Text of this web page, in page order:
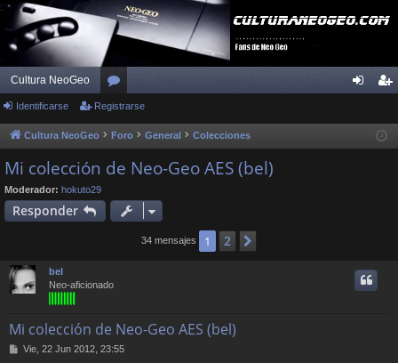
Cultura NeoGeo
or
os ist
Identificarse Registrarse
Cultura NeoGeo Foro General Colecciones
Mi colección de Neo-Geo AES (bel)
Moderador: hokuto29
Responder
34 mensajes 1 2
bel
Neo-aficionado
Mi colección de Neo-Geo AES (bel)
M
Vie, 22 Jun 2012, 23:55